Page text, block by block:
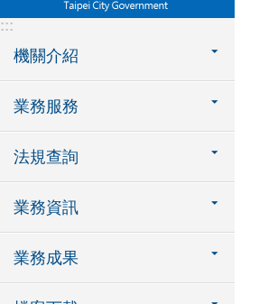
:::
機關介紹
業務服務
法規查詢
業務資訊
業務成果